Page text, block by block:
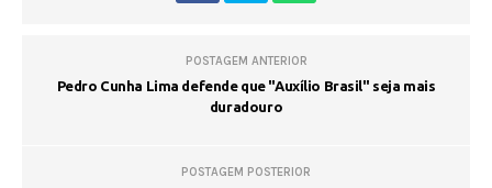
POSTAGEM ANTERIOR
Pedro Cunha Lima defende que "Auxílio Brasil" seja mais
duradouro
POSTAGEM POSTERIOR